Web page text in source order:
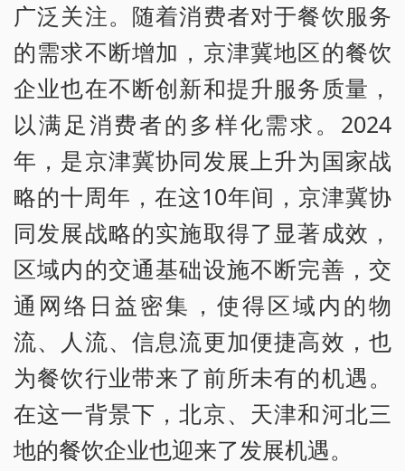
广泛关注。随着消费者对于餐饮服务
的需求不断增加，京津冀地区的餐饮
企业也在不断创新和提升服务质量，
以满足消费者的多样化需求。2024
年，是京津冀协同发展上升为国家战
略的十周年，在这10年间，京津冀协
同发展战略的实施取得了显著成效，
区域内的交通基础设施不断完善，交
通网络日益密集，使得区域内的物
流、人流、信息流更加便捷高效，也
为餐饮行业带来了前所未有的机遇。
在这一背景下，北京、天津和河北三
地的餐饮企业也迎来了发展机遇。